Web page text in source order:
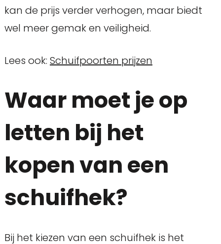
kan de prijs verder verhogen, maar biedt
wel meer gemak en veiligheid.
Lees ook: Schuifpoorten prijzen
Waar moet je op
letten bij het
kopen van een
schuifhek?
Bij het kiezen van een schuifhek is het